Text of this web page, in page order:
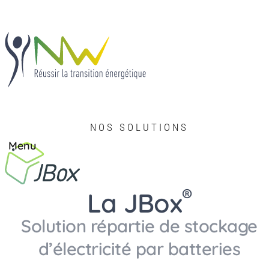
Menu
Solutions
JBox®
IECharge
OhmBox®
TIEBox
TIECharge
Savoir-faire
Le développement
Fermer
Solutions
IECharge®
Savoir-faire
Le développement
NOS SOLUTIONS
La JBox®
Solution répartie de stockage
d’électricité par batteries